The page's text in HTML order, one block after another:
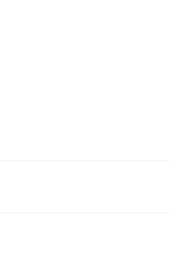
버려서, 인간이 아닌 짐승